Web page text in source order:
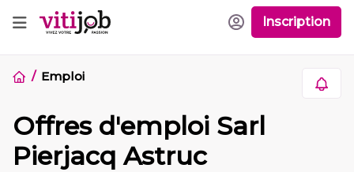
Inscription
Emploi
Offres d'emploi Sarl
Pierjacq Astruc